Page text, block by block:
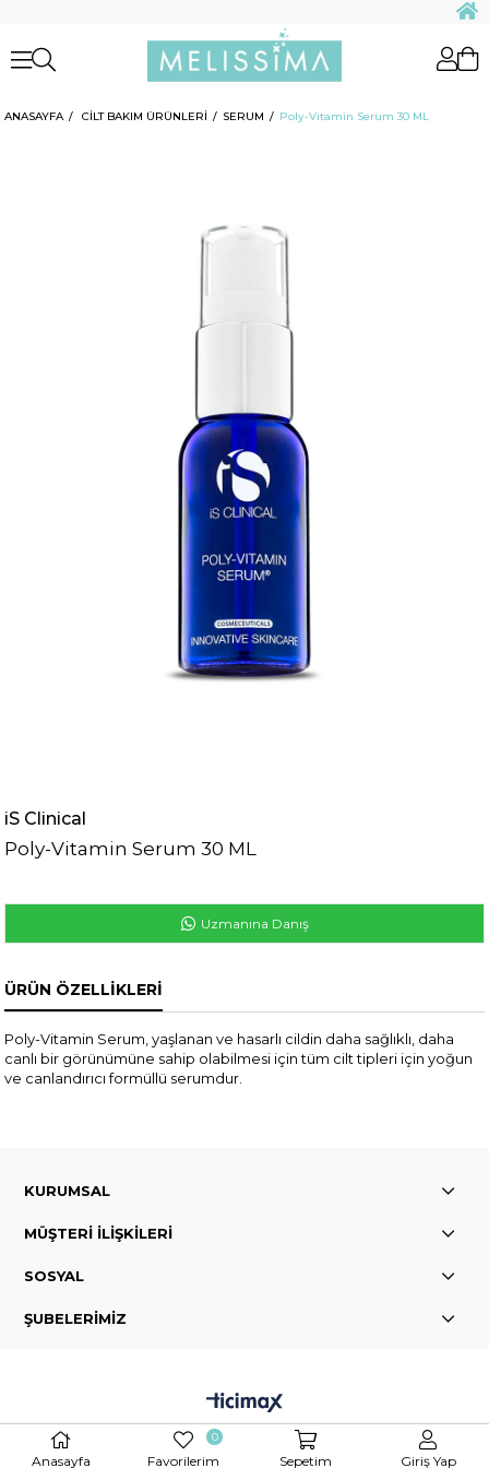
ANASAYFA CİLT BAKIM ÜRÜNLERİ SERUM Poly-Vitamin Serum 30 ML
Poly-Vitamin Serum 30 ML
iS Clinical
Uzmanına Danış
ÜRÜN ÖZELLIKLERI
Poly-Vitamin Serum, yaşlanan ve hasarlı cildin daha sağlıklı, daha
canlı bir görünümüne sahip olabilmesi için tüm cilt tipleri için yoğun
ve canlandırıcı formüllü serumdur.
KURUMSAL
MÜŞTERİ İLİŞKİLERİ
SOSYAL
ŞUBELERİMİZ
Anasayfa Favorilerim
0
Sepetim Giriş Yap